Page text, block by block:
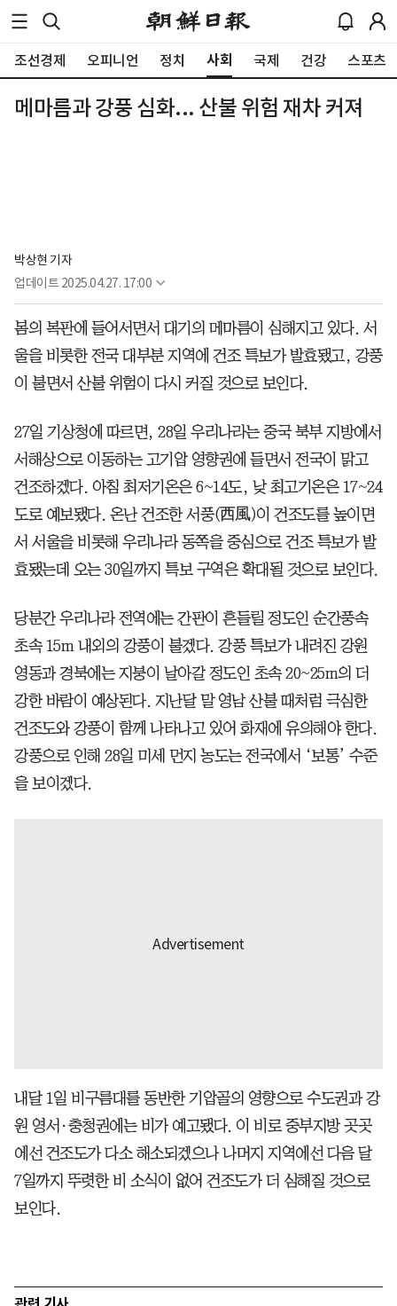
조선경제 오피니언 정치 사회 국제 건강 스포츠
메마름과 강풍 심화... 산불 위험 재차 커져
박상현 기자
업데이트 2025.04.27. 17:00
봄의 복판에 들어서면서 대기의 메마름이 심해지고 있다. 서
울을 비롯한 전국 대부분 지역에 건조 특보가 발효됐고, 강풍
이 불면서 산불 위험이 다시 커질 것으로 보인다.
27일 기상청에 따르면, 28일 우리나라는 중국 북부 지방에서
서해상으로 이동하는 고기압 영향권에 들면서 전국이 맑고
건조하겠다. 아침 최저기온은 6~14도, 낮 최고기온은 17~24
도로 예보됐다. 온난 건조한 서풍(西風)이 건조도를 높이면
서 서울을 비롯해 우리나라 동쪽을 중심으로 건조 특보가 발
효됐는데 오는 30일까지 특보 구역은 확대될 것으로 보인다.
당분간 우리나라 전역에는 간판이 흔들릴 정도인 순간풍속
초속 15m 내외의 강풍이 불겠다. 강풍 특보가 내려진 강원
영동과 경북에는 지붕이 날아갈 정도인 초속 20~25m의 더
강한 바람이 예상된다. 지난달 말 영남 산불 때처럼 극심한
건조도와 강풍이 함께 나타나고 있어 화재에 유의해야 한다.
강풍으로 인해 28일 미세 먼지 농도는 전국에서 ‘보통’ 수준
을 보이겠다.
내달 1일 비구름대를 동반한 기압골의 영향으로 수도권과 강
원 영서·충청권에는 비가 예고됐다. 이 비로 중부지방 곳곳
에선 건조도가 다소 해소되겠으나 나머지 지역에선 다음 달
7일까지 뚜렷한 비 소식이 없어 건조도가 더 심해질 것으로
보인다.